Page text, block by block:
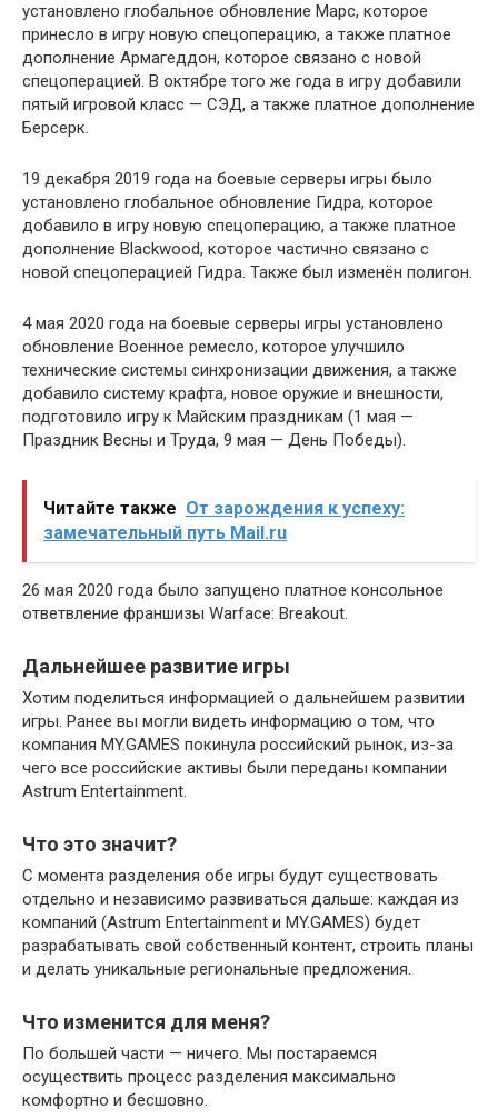
установлено глобальное обновление Марс, которое
принесло в игру новую спецоперацию, а также платное
дополнение Армагеддон, которое связано с новой
спецоперацией. В октябре того же года в игру добавили
пятый игровой класс — СЭД, а также платное дополнение
Берсерк.
19 декабря 2019 года на боевые серверы игры было
установлено глобальное обновление Гидра, которое
добавило в игру новую спецоперацию, а также платное
дополнение Blackwood, которое частично связано с
новой спецоперацией Гидра. Также был изменён полигон.
4 мая 2020 года на боевые серверы игры установлено
обновление Военное ремесло, которое улучшило
технические системы синхронизации движения, а также
добавило систему крафта, новое оружие и внешности,
подготовило игру к Майским праздникам (1 мая —
Праздник Весны и Труда, 9 мая — День Победы).
Читайте также От зарождения к успеху:
замечательный путь Mail.ru
26 мая 2020 года было запущено платное консольное
ответвление франшизы Warface: Breakout.
Дальнейшее развитие игры
Хотим поделиться информацией о дальнейшем развитии
игры. Ранее вы могли видеть информацию о том, что
компания MY.GAMES покинула российский рынок, из-за
чего все российские активы были переданы компании
Astrum Entertainment.
Что это значит?
С момента разделения обе игры будут существовать
отдельно и независимо развиваться дальше: каждая из
компаний (Astrum Entertainment и MY.GAMES) будет
разрабатывать свой собственный контент, строить планы
и делать уникальные региональные предложения.
Что изменится для меня?
По большей части — ничего. Мы постараемся
осуществить процесс разделения максимально
комфортно и бесшовно.